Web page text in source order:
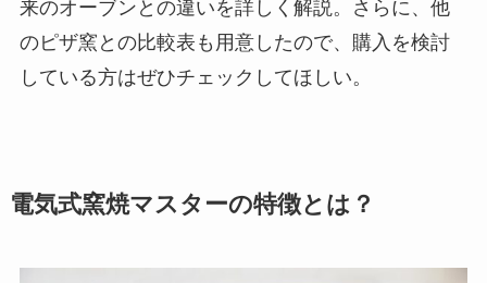
来のオーブンとの違いを詳しく解説。さらに、他
のピザ窯との比較表も用意したので、購入を検討
している方はぜひチェックしてほしい。
電気式窯焼マスターの特徴とは？